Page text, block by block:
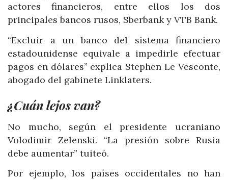
actores financieros, entre ellos los dos
principales bancos rusos, Sberbank y VTB Bank.
“Excluir a un banco del sistema financiero
estadounidense equivale a impedirle efectuar
pagos en dólares” explica Stephen Le Vesconte,
abogado del gabinete Linklaters.
¿Cuán lejos van?
No mucho, según el presidente ucraniano
Volodimir Zelenski. “La presión sobre Rusia
debe aumentar” tuiteó.
Por ejemplo, los países occidentales no han